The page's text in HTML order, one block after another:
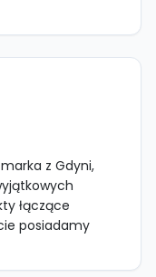
z Gdyni,
łączące
posiadamy